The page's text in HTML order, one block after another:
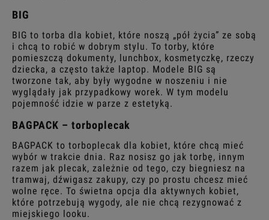
BIG
BIG to torba dla kobiet, które noszą „pół życia” ze sobą
i chcą to robić w dobrym stylu. To torby, które
pomieszczą dokumenty, lunchbox, kosmetyczkę, rzeczy
dziecka, a często także laptop. Modele BIG są
tworzone tak, aby były wygodne w noszeniu i nie
wyglądały jak przypadkowy worek. W tym modelu
pojemność idzie w parze z estetyką.
BAGPACK – torboplecak
BAGPACK to torboplecak dla kobiet, które chcą mieć
wybór w trakcie dnia. Raz nosisz go jak torbę, innym
razem jak plecak, zależnie od tego, czy biegniesz na
tramwaj, dźwigasz zakupy, czy po prostu chcesz mieć
wolne ręce. To świetna opcja dla aktywnych kobiet,
które potrzebują wygody, ale nie chcą rezygnować z
miejskiego looku.